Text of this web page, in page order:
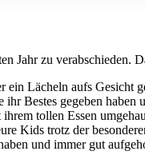
Jahr zu verabschieden.
Lächeln aufs Gesicht
Bestes gegeben haben
tollen Essen
Kids trotz der
und immer gut